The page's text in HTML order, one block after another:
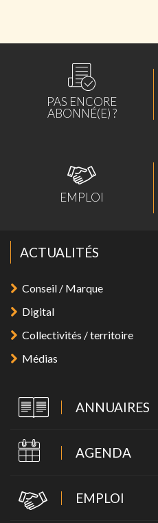
PAS ENCORE
ABONNÉ(E) ?
EMPLOI
ACTUALITÉS
Conseil / Marque
Digital
Collectivités / territoire
Médias
ANNUAIRES
AGENDA
EMPLOI